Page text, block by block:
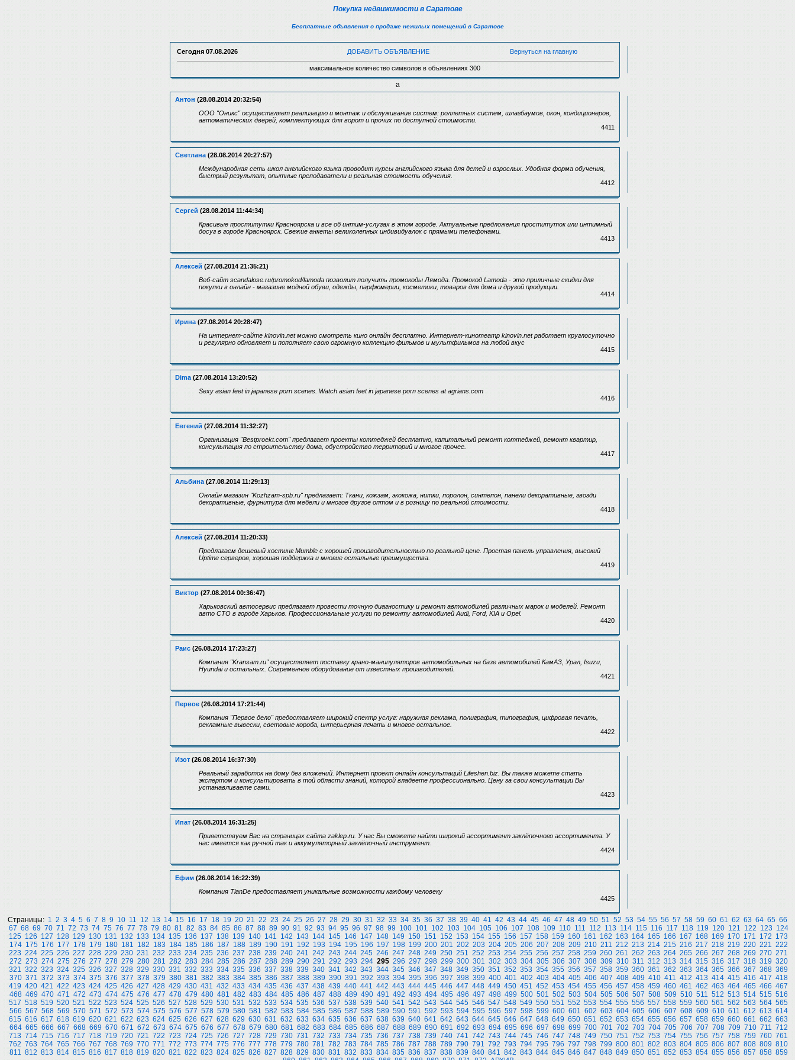
Покупка недвижимости в Саратове
Бесплатные объявления о продаже нежилых помещений в Саратове
Сегодня 07.08.2026 ДОБАВИТЬ ОБЪЯВЛЕНИЕ Вернуться на главную
максимальное количество символов в объявлениях 300
а
Антон (28.08.2014 20:32:54)
ООО "Оникс" осуществляет реализацию и монтаж и обслуживание систем: роллетных систем, шлагбаумов, окон, кондиционеров,
автоматических дверей, комплектующих для ворот и прочих по доступной стоимости.
4411
Светлана (28.08.2014 20:27:57)
Международная сеть школ английского языка проводит курсы английского языка для детей и взрослых. Удобная форма обучения,
быстрый результат, опытные преподаватели и реальная стоимость обучения.
4412
Сергей (28.08.2014 11:44:34)
Красивые проститутки Красноярска и все об интим-услугах в этом городе. Актуальные предложения проституток или интимный
досуг в городе Красноярск. Свежие анкеты великолепных индивидуалок с прямыми телефонами.
4413
Алексей (27.08.2014 21:35:21)
Веб-сайт scandalose.ru/promokod/lamoda позволит получить промокоды Лямода. Промокод Lamoda - это приличные скидки для
покупки в онлайн - магазине модной обуви, одежды, парфюмерии, косметики, товаров для дома и другой продукции.
4414
Ирина (27.08.2014 20:28:47)
На интернет-сайте kinovin.net можно смотреть кино онлайн бесплатно. Интернет-кинотеатр kinovin.net работает круглосуточно
и регулярно обновляет и пополняет свою огромную коллекцию фильмов и мультфильмов на любой вкус
4415
Dima (27.08.2014 13:20:52)
Sexy asian feet in japanese porn scenes. Watch asian feet in japanese porn scenes at agrians.com
4416
Евгений (27.08.2014 11:32:27)
Организация "Bestproekt.com" предлагает проекты коттеджей бесплатно, капитальный ремонт коттеджей, ремонт квартир,
консультация по строительству дома, обустройство территорий и многое прочее.
4417
Альбина (27.08.2014 11:29:13)
Онлайн магазин "Kozhzam-spb.ru" предлагает: Ткани, кожзам, экокожа, нитки, поролон, синтепон, панели декоративные, гвозди
декоративные, фурнитура для мебели и многое другое оптом и в розницу по реальной стоимости.
4418
Алексей (27.08.2014 11:20:33)
Предлагаем дешевый хостинг Mumble с хорошей производительностью по реальной цене. Простая панель управления, высокий
Uptime серверов, хорошая поддержка и многие остальные преимущества.
4419
Виктор (27.08.2014 00:36:47)
Харьковский автосервис предлагает провести точную диагностику и ремонт автомобилей различных марок и моделей. Ремонт
авто СТО в городе Харьков. Профессиональные услуги по ремонту автомобилей Audi, Ford, KIA и Opel.
4420
Раис (26.08.2014 17:23:27)
Компания "Kransam.ru" осуществляет поставку крано-мани­пуляторов автомобильных на базе автомобилей КамАЗ, Урал, Isuzu,
Hyundai и остальных. Современное оборудование от известных производителей.
4421
Первое (26.08.2014 17:21:44)
Компания "Первое дело" предоставляет широкий спектр услуг: наружная реклама, полиграфия, типография, цифровая печать,
рекламные вывески, световые короба, интерьерная печать и многое остальное.
4422
Изот (26.08.2014 16:37:30)
Реальный заработок на дому без вложений. Интернет проект онлайн консультаций Lifeshen.biz. Вы также можете стать
экспертом и консультировать в той области знаний, которой владеете профессионально. Цену за свои консультации Вы
устанавливаете сами.
4423
Ипат(26.08.2014 16:31:25)
Приветствуем Вас на страницах сайта zaklep.ru. У нас Вы сможете найти широкий ассортимент заклёпочного ассортимента. У
нас имеется как ручной так и аккумуляторный заклёпочный инструмент.
4424
Ефим (26.08.2014 16:22:39)
Компания TianDe предоставляет уникальные возможности каждому человеку
4425
Страницы: 1 2 3 4 5 6 7 8 9 10 11 12 13 14 15 16 17 18 19 20 21 22 23 24 25 26 27 28 29 30 31 32 33 34 35 36 37 38 39 40 41 42 43 44 45 46 47 48 49 50 51 52 53 54 55 56 57 58 59 60 61 62 63 64 65 66
67 68 69 70 71 72 73 74 75 76 77 78 79 80 81 82 83 84 85 86 87 88 89 90 91 92 93 94 95 96 97 98 99 100 101 102 103 104 105 106 107 108 109 110 111 112 113 114 115 116 117 118 119 120 121 122 123 124
125 126 127 128 129 130 131 132 133 134 135 136 137 138 139 140 141 142 143 144 145 146 147 148 149 150 151 152 153 154 155 156 157 158 159 160 161 162 163 164 165 166 167 168 169 170 171 172 173
174 175 176 177 178 179 180 181 182 183 184 185 186 187 188 189 190 191 192 193 194 195 196 197 198 199 200 201 202 203 204 205 206 207 208 209 210 211 212 213 214 215 216 217 218 219 220 221 222
223 224 225 226 227 228 229 230 231 232 233 234 235 236 237 238 239 240 241 242 243 244 245 246 247 248 249 250 251 252 253 254 255 256 257 258 259 260 261 262 263 264 265 266 267 268 269 270 271
272 273 274 275 276 277 278 279 280 281 282 283 284 285 286 287 288 289 290 291 292 293 294 295 296 297 298 299 300 301 302 303 304 305 306 307 308 309 310 311 312 313 314 315 316 317 318 319 320
321 322 323 324 325 326 327 328 329 330 331 332 333 334 335 336 337 338 339 340 341 342 343 344 345 346 347 348 349 350 351 352 353 354 355 356 357 358 359 360 361 362 363 364 365 366 367 368 369
370 371 372 373 374 375 376 377 378 379 380 381 382 383 384 385 386 387 388 389 390 391 392 393 394 395 396 397 398 399 400 401 402 403 404 405 406 407 408 409 410 411 412 413 414 415 416 417 418
419 420 421 422 423 424 425 426 427 428 429 430 431 432 433 434 435 436 437 438 439 440 441 442 443 444 445 446 447 448 449 450 451 452 453 454 455 456 457 458 459 460 461 462 463 464 465 466 467
468 469 470 471 472 473 474 475 476 477 478 479 480 481 482 483 484 485 486 487 488 489 490 491 492 493 494 495 496 497 498 499 500 501 502 503 504 505 506 507 508 509 510 511 512 513 514 515 516
517 518 519 520 521 522 523 524 525 526 527 528 529 530 531 532 533 534 535 536 537 538 539 540 541 542 543 544 545 546 547 548 549 550 551 552 553 554 555 556 557 558 559 560 561 562 563 564 565
566 567 568 569 570 571 572 573 574 575 576 577 578 579 580 581 582 583 584 585 586 587 588 589 590 591 592 593 594 595 596 597 598 599 600 601 602 603 604 605 606 607 608 609 610 611 612 613 614
615 616 617 618 619 620 621 622 623 624 625 626 627 628 629 630 631 632 633 634 635 636 637 638 639 640 641 642 643 644 645 646 647 648 649 650 651 652 653 654 655 656 657 658 659 660 661 662 663
664 665 666 667 668 669 670 671 672 673 674 675 676 677 678 679 680 681 682 683 684 685 686 687 688 689 690 691 692 693 694 695 696 697 698 699 700 701 702 703 704 705 706 707 708 709 710 711 712
713 714 715 716 717 718 719 720 721 722 723 724 725 726 727 728 729 730 731 732 733 734 735 736 737 738 739 740 741 742 743 744 745 746 747 748 749 750 751 752 753 754 755 756 757 758 759 760 761
762 763 764 765 766 767 768 769 770 771 772 773 774 775 776 777 778 779 780 781 782 783 784 785 786 787 788 789 790 791 792 793 794 795 796 797 798 799 800 801 802 803 804 805 806 807 808 809 810
811 812 813 814 815 816 817 818 819 820 821 822 823 824 825 826 827 828 829 830 831 832 833 834 835 836 837 838 839 840 841 842 843 844 845 846 847 848 849 850 851 852 853 854 855 856 857 858 859